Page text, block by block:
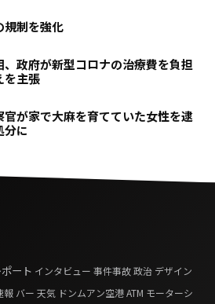
規制を強化
、政府が新型コロナの治療費を負担
を主張
官が家で大麻を育てていた女性を逮
分に
ポート インタビュー 事件事故政治 デザイン
報 バー 天気 ドンムアン空港ATM モーターシ